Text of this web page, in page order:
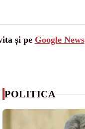
și pe Google News
POLITICA